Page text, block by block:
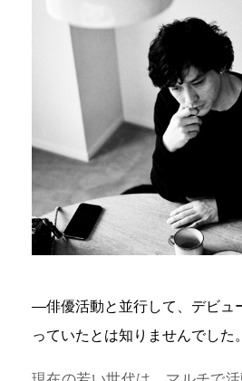
―俳優活動と並行して、デビュ
っていたとは知りませんでした。